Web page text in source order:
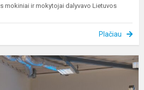
mokiniai ir mokytojai dalyvavo Lietuvos
Plačiau